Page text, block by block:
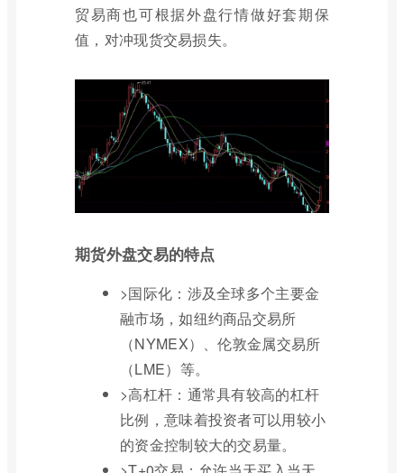
贸易商也可根据外盘行情做好套期保
值，对冲现货交易损失。
期货外盘交易的特点
>国际化：涉及全球多个主要金
融市场，如纽约商品交易所
（NYMEX）、伦敦金属交易所
（LME）等。
>高杠杆：通常具有较高的杠杆
比例，意味着投资者可以用较小
的资金控制较大的交易量。